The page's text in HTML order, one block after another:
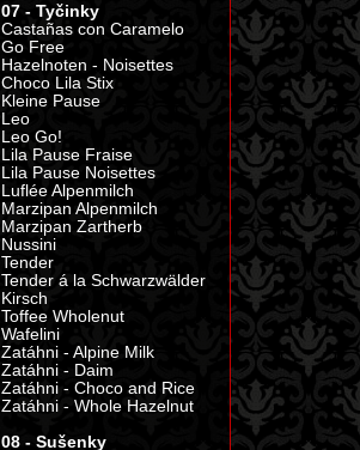
07 - Tyčinky
Castañas con Caramelo
Go Free
Hazelnoten - Noisettes
Choco Lila Stix
Kleine Pause
Leo
Leo Go!
Lila Pause Fraise
Lila Pause Noisettes
Luflée Alpenmilch
Marzipan Alpenmilch
Marzipan Zartherb
Nussini
Tender
Tender á la Schwarzwälder
Kirsch
Toffee Wholenut
Wafelini
Zatáhni - Alpine Milk
Zatáhni - Daim
Zatáhni - Choco and Rice
Zatáhni - Whole Hazelnut
08 - Sušenky